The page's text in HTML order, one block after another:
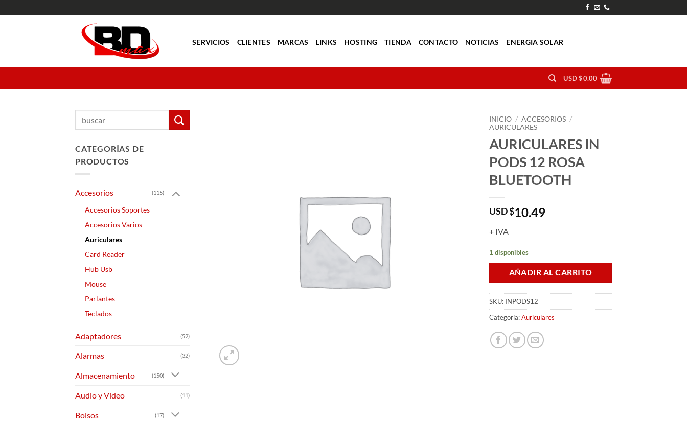
al
SERVICIOS CLIENTES MARCAS LINKS HOSTING TIENDA CONTACTO NOTICIAS ENERGIA SOLAR
USD $0.00
INICIO / ACCESORIOS /
AURICULARES
AURICULARES IN
PODS 12 ROSA
BLUETOOTH
USD $10.49
+ IVA
1 disponibles
AÑADIR AL CARRITO
SKU: INPODS12
Categoría:Auriculares
CATEGORÍAS DE
PRODUCTOS
Accesorios (115)
Accesorios Soportes
Accesorios Varios
Auriculares
Card Reader
Hub Usb
Mouse
Parlantes
Teclados
Adaptadores (52)
Alarmas (32)
Almacenamiento (150)
Audio y Video (11)
Bolsos (17)